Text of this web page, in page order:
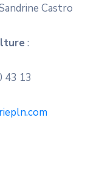
Castro
:
43 13